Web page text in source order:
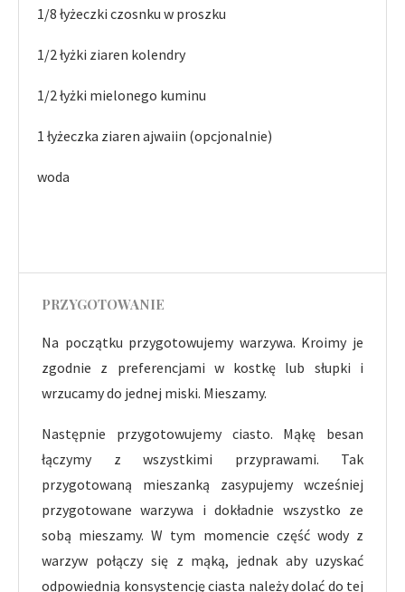
1/8 łyżeczki czosnku w proszku
1/2 łyżki ziaren kolendry
1/2 łyżki mielonego kuminu
1 łyżeczka ziaren ajwaiin (opcjonalnie)
woda
PRZYGOTOWANIE
Na początku przygotowujemy warzywa. Kroimy je
zgodnie z preferencjami w kostkę lub słupki i
wrzucamy do jednej miski. Mieszamy.
Następnie przygotowujemy ciasto. Mąkę besan
łączymy z wszystkimi przyprawami. Tak
przygotowaną mieszanką zasypujemy wcześniej
przygotowane warzywa i dokładnie wszystko ze
sobą mieszamy. W tym momencie część wody z
warzyw połączy się z mąką, jednak aby uzyskać
odpowiednią konsystencję ciasta należy dolać do tej